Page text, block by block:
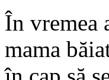
În vremea
mama